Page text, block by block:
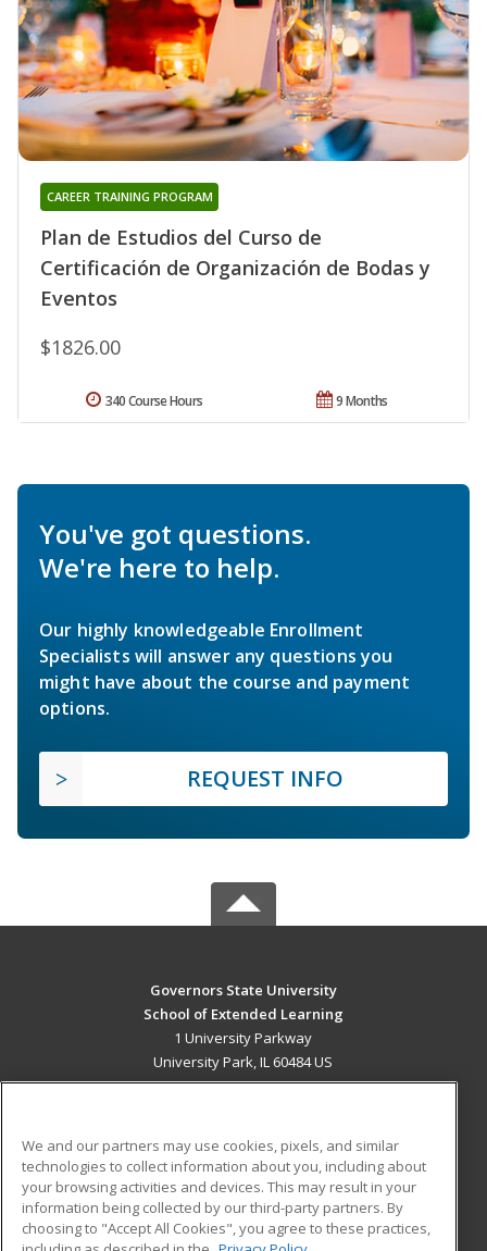
Plan de Estudios del Curso de
Certificación de Organización de Bodas y
Eventos
CAREER TRAINING PROGRAM
$1826.00
9 Months
340 Course Hours
You've got questions.
We're here to help.
Our highly knowledgeable Enrollment
Specialists will answer any questions you
might have about the course and payment
options.
REQUEST INFO
Governors State University
School of Extended Learning
1 University Parkway
University Park, IL 60484 US
ADDITIONAL RESOURCES
Military
Financial Assistance
Student Blog
We and our partners may use cookies, pixels, and similar
technologies to collect information about you, including about
your browsing activities and devices. This may result in your
information being collected by our third-party partners. By
choosing to "Accept All Cookies", you agree to these practices,